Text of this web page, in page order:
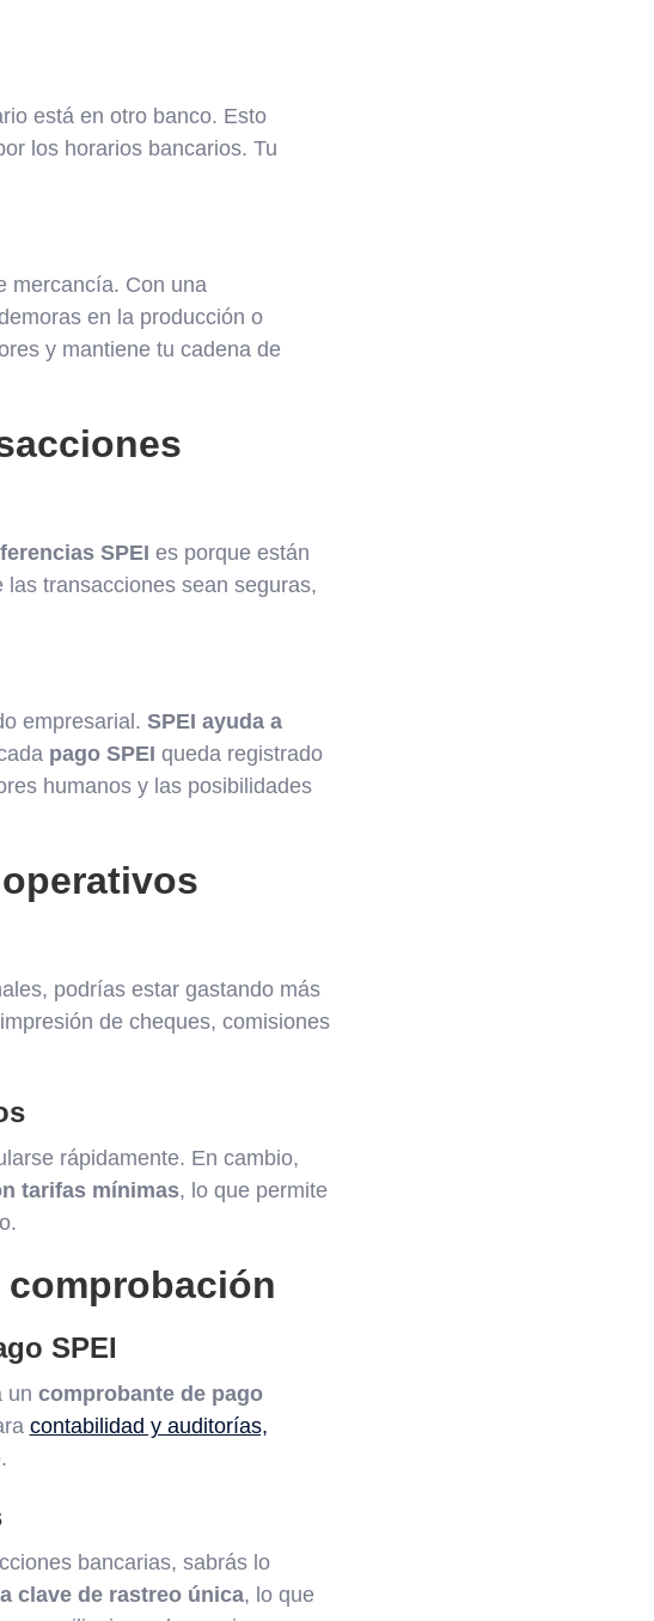
está en otro banco. Esto
los horarios bancarios. Tu
mercancía. Con una
en la producción o
y mantiene tu cadena de
SPEI es porque están
transacciones sean seguras,
empresarial. SPEI ayuda a
pago SPEI queda registrado
humanos y las posibilidades
podrías estar gastando más
de cheques, comisiones
rápidamente. En cambio,
tarifas mínimas, lo que permite
SPEI
un comprobante de pago
contabilidad y auditorías,
bancarias, sabrás lo
clave de rastreo única, lo que